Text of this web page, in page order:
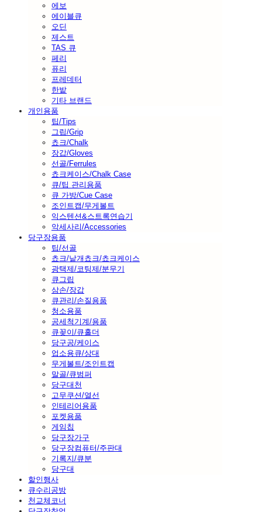
에보
에이블큐
오딘
제스트
TAS 큐
페리
퓨리
프레데터
한밭
기타 브랜드
개인용품
팁/Tips
그립/Grip
쵸크/Chalk
장갑/Gloves
선골/Ferrules
쵸크케이스/Chalk Case
큐/팁 관리용품
큐 가방/Cue Case
조인트캡/무게볼트
익스텐션&스트록연습기
악세사리/Accessories
당구장용품
팁/선골
쵸크/낱개쵸크/쵸크케이스
광택제/코팅제/분무기
큐그립
삼손/장갑
큐관리/손질용품
청소용품
공세척기계/용품
큐꽂이/큐홀더
당구공/케이스
업소용큐/상대
무게볼트/조인트캡
말골/큐범퍼
당구대천
고무쿠션/열선
인테리어용품
포켓용품
게임칩
당구장가구
당구장컴퓨터/주판대
기록지/큐분
당구대
할인행사
큐수리공방
천교체코너